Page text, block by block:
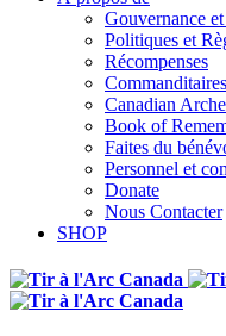
Gouvernance
Politiques et
Récompenses
Canadian
Book of
Faites du
Personnel et
Donate
Nous Contacter
SHOP